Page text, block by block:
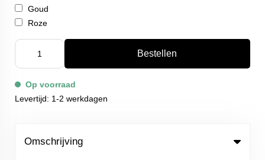
Goud
Roze
Bestellen
Op voorraad
Levertijd: 1-2 werkdagen
Omschrijving